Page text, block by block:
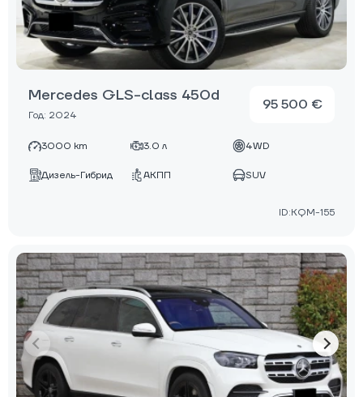
Mercedes GLS-class 450d
Год: 2024
95 500 €
3000 km 3.0 л 4WD
Дизель-Гибрид АКПП SUV
ID:KQM-155